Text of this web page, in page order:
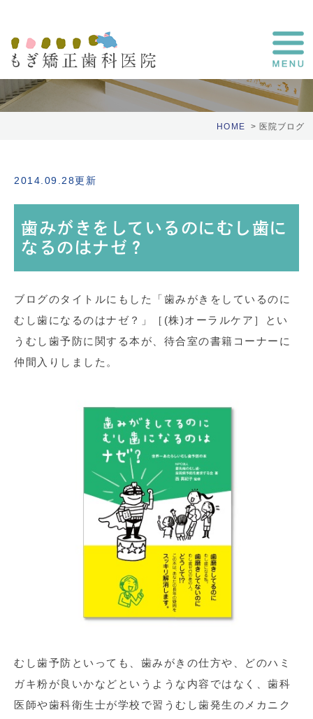
医院ブログ
HOME 医院ブログ
2014.09.28更新
歯みがきをしているのにむし歯に
なるのはナゼ？
ブログのタイトルにもした「歯みがきをしているのに
むし歯になるのはナゼ？」［(株)オーラルケア］とい
うむし歯予防に関する本が、待合室の書籍コーナーに
仲間入りしました。
むし歯予防といっても、歯みがきの仕方や、どのハミ
ガキ粉が良いかなどというような内容ではなく、歯科
医師や歯科衛生士が学校で習うむし歯発生のメカニク